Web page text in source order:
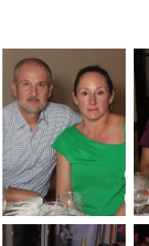
Foto: Francisco
Muñiz
Foto: Francisco
Muñiz